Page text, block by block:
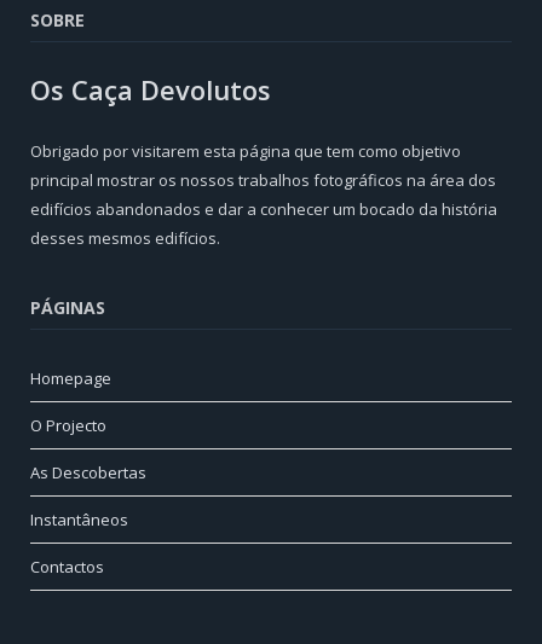
SOBRE
Os Caça Devolutos
Obrigado por visitarem esta página que tem como objetivo
principal mostrar os nossos trabalhos fotográficos na área dos
edifícios abandonados e dar a conhecer um bocado da história
desses mesmos edifícios.
PÁGINAS
Homepage
O Projecto
As Descobertas
Instantâneos
Contactos